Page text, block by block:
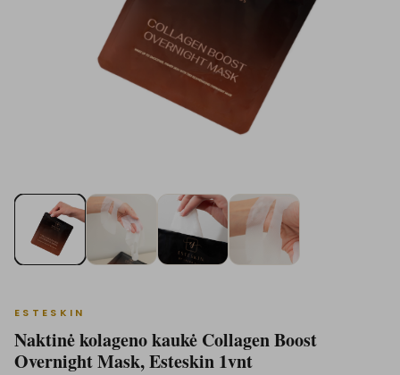
ESTESKIN
Naktinė kolageno kaukė Collagen Boost
Overnight Mask, Esteskin 1vnt